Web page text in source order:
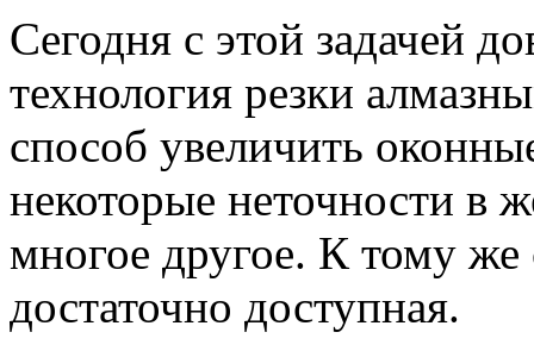
Сегодня с этой задачей
технология резки
способ увеличить
некоторые неточности в
многое другое. К тому же
достаточно доступная.